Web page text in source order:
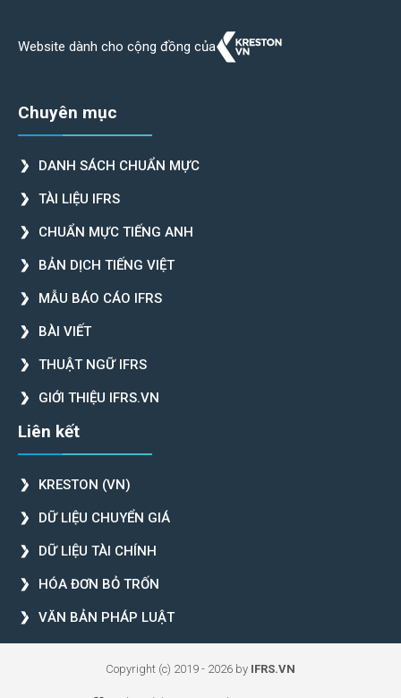
Website dành cho cộng đồng của
Chuyên mục
DANH SÁCH CHUẨN MỰC
TÀI LIỆU IFRS
CHUẨN MỰC TIẾNG ANH
BẢN DỊCH TIẾNG VIỆT
MẪU BÁO CÁO IFRS
BÀI VIẾT
THUẬT NGỮ IFRS
GIỚI THIỆU IFRS.VN
Liên kết
KRESTON (VN)
DỮ LIỆU CHUYỂN GIÁ
DỮ LIỆU TÀI CHÍNH
HÓA ĐƠN BỎ TRỐN
VĂN BẢN PHÁP LUẬT
Copyright (c) 2019 - 2026 by IFRS.VN